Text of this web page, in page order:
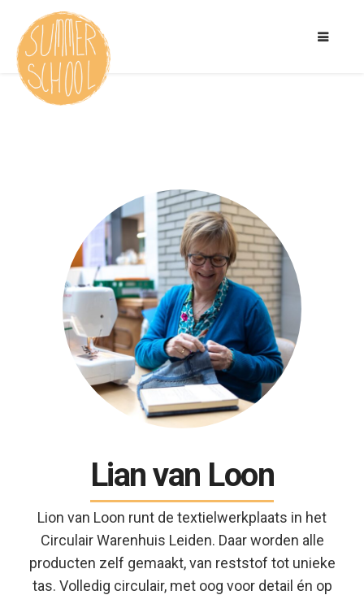
Lian van Loon
Lion van Loon runt de textielwerkplaats in het
Circulair Warenhuis Leiden. Daar worden alle
producten zelf gemaakt, van reststof tot unieke
tas. Volledig circulair, met oog voor detail én op